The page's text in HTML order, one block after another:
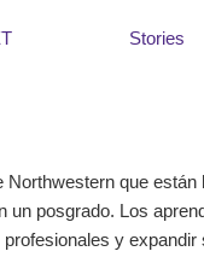
Stories
que
posgrado. Los
y